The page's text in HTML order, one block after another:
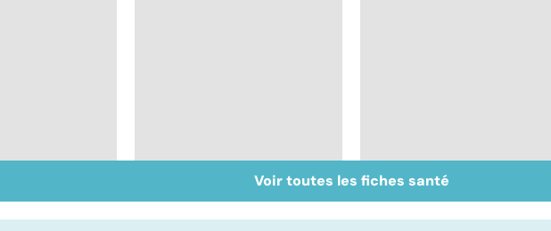
Le sinus pilonidal, un
kyste douloureux
Tout savoir sur les
virus
Voir toutes les fiches santé